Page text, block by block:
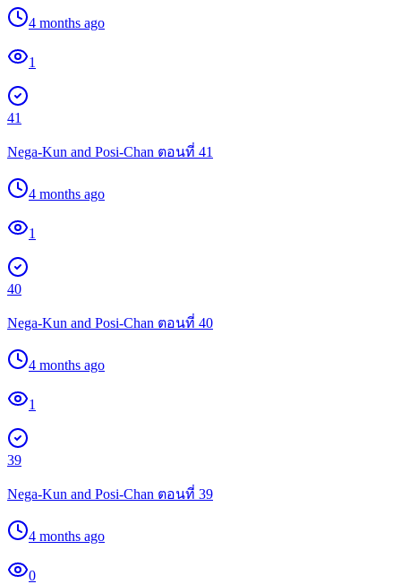
4 months ago
1
41
Nega-Kun and Posi-Chan ตอนที่ 41
4 months ago
1
40
Nega-Kun and Posi-Chan ตอนที่ 40
4 months ago
1
39
Nega-Kun and Posi-Chan ตอนที่ 39
4 months ago
0